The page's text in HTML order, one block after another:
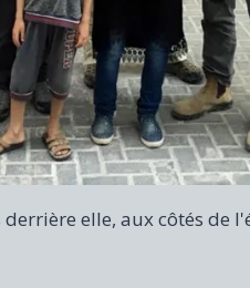
elle, aux côtés de